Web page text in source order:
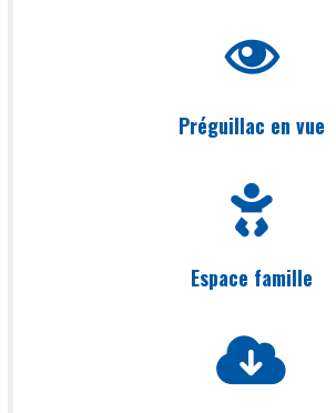
Préguillac en vue
Espace famille